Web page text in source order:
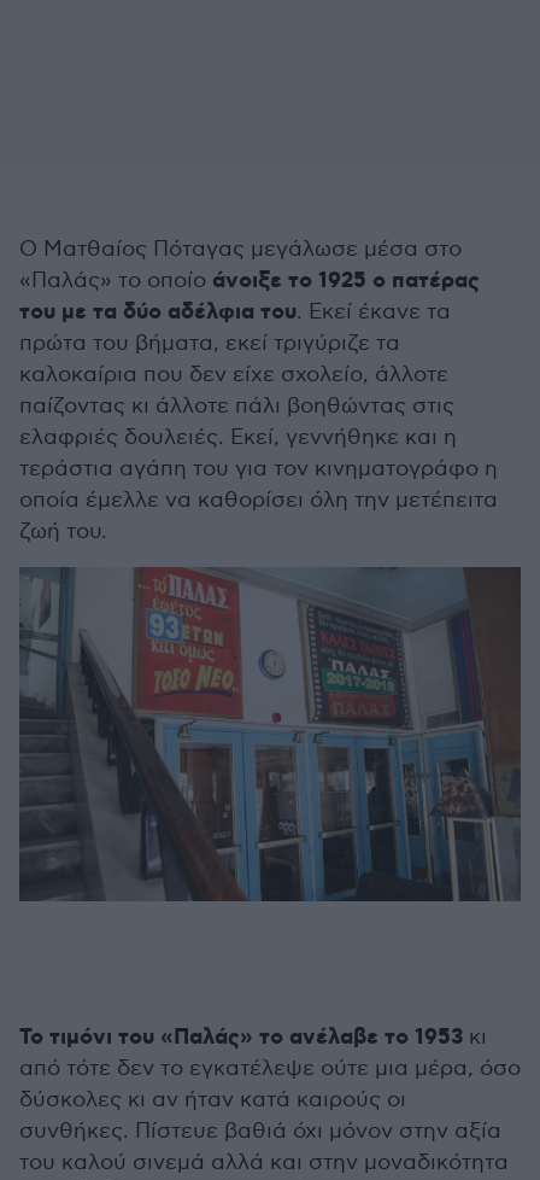
Ο Ματθαίος Πόταγας μεγάλωσε μέσα στο
«Παλάς» το οποίο άνοιξε το 1925 ο πατέρας
του με τα δύο αδέλφια του. Εκεί έκανε τα
πρώτα του βήματα, εκεί τριγύριζε τα
καλοκαίρια που δεν είχε σχολείο, άλλοτε
παίζοντας κι άλλοτε πάλι βοηθώντας στις
ελαφριές δουλειές. Εκεί, γεννήθηκε και η
τεράστια αγάπη του για τον κινηματογράφο η
οποία έμελλε να καθορίσει όλη την μετέπειτα
ζωή του.
Το τιμόνι του «Παλάς» το ανέλαβε το 1953 κι
από τότε δεν το εγκατέλεψε ούτε μια μέρα, όσο
δύσκολες κι αν ήταν κατά καιρούς οι
συνθήκες. Πίστευε βαθιά όχι μόνον στην αξία
του καλού σινεμά αλλά και στην μοναδικότητα